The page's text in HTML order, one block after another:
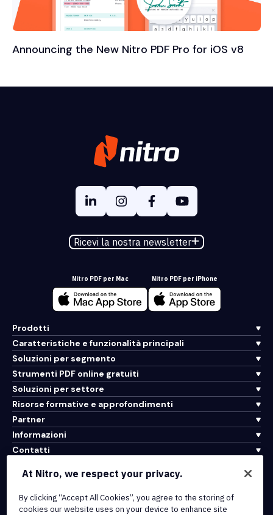
Announcing the New Nitro PDF Pro for iOS v8
Ricevi la nostra newsletter
Nitro PDF per Mac Nitro PDF per iPhone
Prodotti
Caratteristiche e funzionalità principali
Soluzioni per segmento
Strumenti PDF online gratuiti
Soluzioni per settore
Risorse formative e approfondimenti
Partner
Informazioni
Contatti
Integrazioni e connettività API
Termini di servizio
At Nitro, we respect your privacy.
By clicking “Accept All Cookies”, you agree to the storing of
cookies our website uses on your device to enhance site